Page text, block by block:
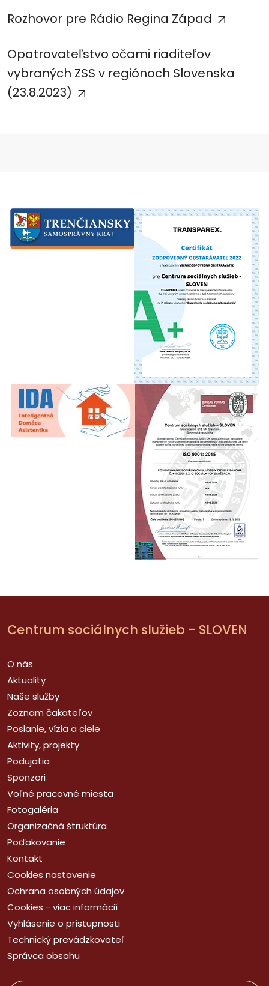
Rozhovor pre Rádio Regina Západ
Opatrovateľstvo očami riaditeľov
vybraných ZSS v regiónoch Slovenska
(23.8.2023)
Centrum sociálnych služieb - SLOVEN
O nás
Aktuality
Naše služby
Zoznam čakateľov
Poslanie, vízia a ciele
Aktivity, projekty
Podujatia
Sponzori
Voľné pracovné miesta
Fotogaléria
Organizačná štruktúra
Poďakovanie
Kontakt
Cookies nastavenie
Ochrana osobných údajov
Cookies - viac informácií
Vyhlásenie o prístupnosti
Technický prevádzkovateľ
Správca obsahu